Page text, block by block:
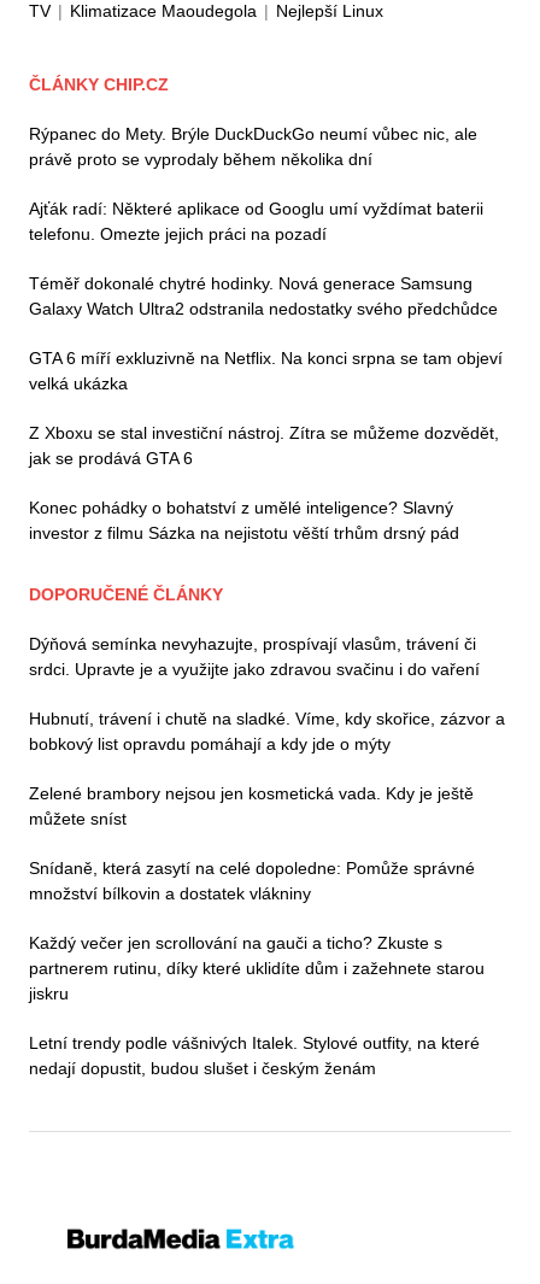
TV | Klimatizace Maoudegola | Nejlepší Linux
ČLÁNKY CHIP.CZ
Rýpanec do Mety. Brýle DuckDuckGo neumí vůbec nic, ale
právě proto se vyprodaly během několika dní
Ajťák radí: Některé aplikace od Googlu umí vyždímat baterii
telefonu. Omezte jejich práci na pozadí
Téměř dokonalé chytré hodinky. Nová generace Samsung
Galaxy Watch Ultra2 odstranila nedostatky svého předchůdce
GTA 6 míří exkluzivně na Netflix. Na konci srpna se tam objeví
velká ukázka
Z Xboxu se stal investiční nástroj. Zítra se můžeme dozvědět,
jak se prodává GTA 6
Konec pohádky o bohatství z umělé inteligence? Slavný
investor z filmu Sázka na nejistotu věští trhům drsný pád
DOPORUČENÉ ČLÁNKY
Dýňová semínka nevyhazujte, prospívají vlasům, trávení či
srdci. Upravte je a využijte jako zdravou svačinu i do vaření
Hubnutí, trávení i chutě na sladké. Víme, kdy skořice, zázvor a
bobkový list opravdu pomáhají a kdy jde o mýty
Zelené brambory nejsou jen kosmetická vada. Kdy je ještě
můžete sníst
Snídaně, která zasytí na celé dopoledne: Pomůže správné
množství bílkovin a dostatek vlákniny
Každý večer jen scrollování na gauči a ticho? Zkuste s
partnerem rutinu, díky které uklidíte dům i zažehnete starou
jiskru
Letní trendy podle vášnivých Italek. Stylové outfity, na které
nedají dopustit, budou slušet i českým ženám